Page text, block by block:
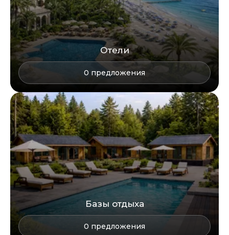
Отели
0 предложения
Базы отдыха
0 предложения